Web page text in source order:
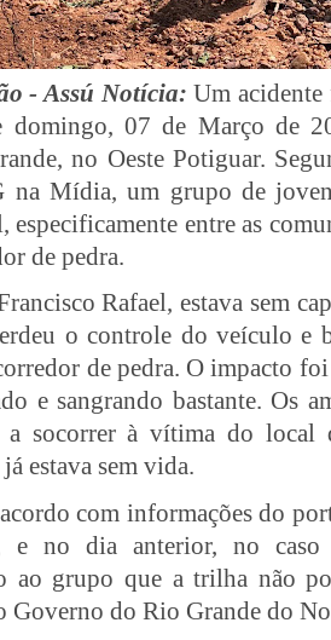
- Assú Notícia:Um
domingo, 07 de Março de
no Oeste Potiguar.
na Mídia, um grupo de
especificamente entre as
de pedra.
Rafael, estava sem
o controle do veículo e
de pedra. O impacto
e sangrando bastante. Os
a socorrer à vítima do local
estava sem vida.
com informações do
e no dia anterior, no
ao grupo que a trilha não
Governo do Rio Grande do